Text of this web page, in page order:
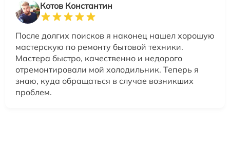
Котов Константин
После долгих поисков я наконец нашел хорошую
мастерскую по ремонту бытовой техники.
Мастера быстро, качественно и недорого
отремонтировали мой холодильник. Теперь я
знаю, куда обращаться в случае возникших
проблем.